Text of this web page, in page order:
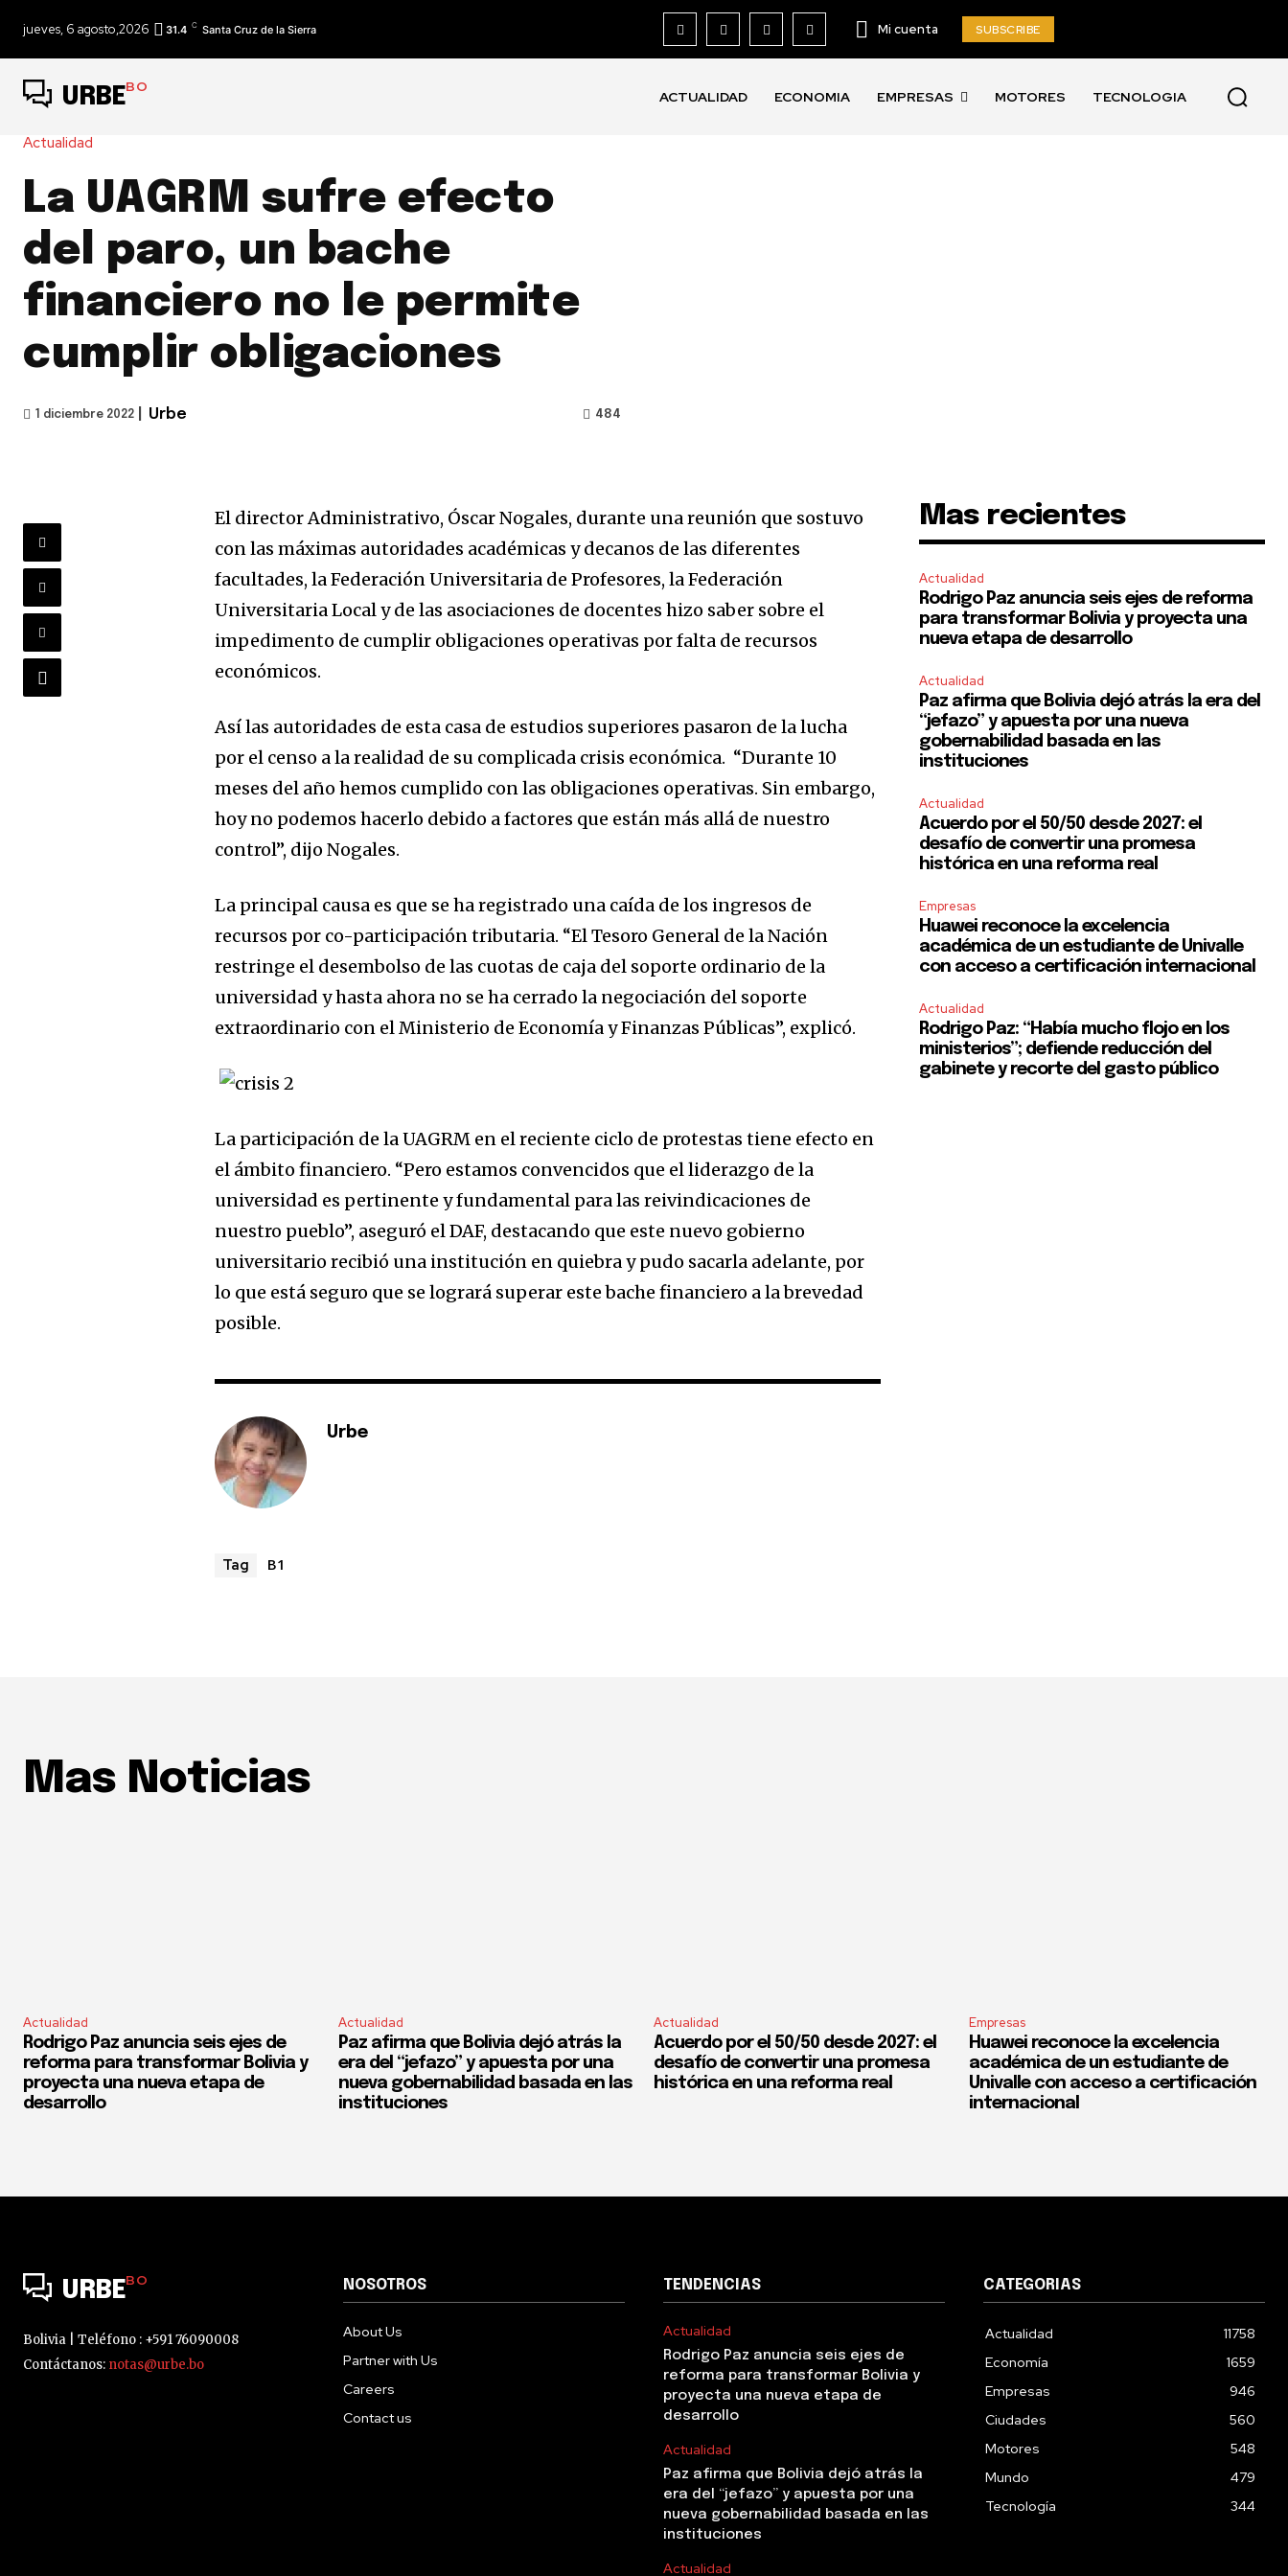
jueves, 6 agosto,2026 31.4 C Santa Cruz de la Sierra Mi cuenta SUBSCRIBE
URBEBO
ACTUALIDAD ECONOMIA EMPRESAS MOTORES TECNOLOGIA
Actualidad
La UAGRM sufre efecto
del paro, un bache
financiero no le permite
cumplir obligaciones
1 diciembre 2022 Urbe 484
El director Administrativo, Óscar Nogales, durante una reunión que sostuvo
con las máximas autoridades académicas y decanos de las diferentes
facultades, la Federación Universitaria de Profesores, la Federación
Universitaria Local y de las asociaciones de docentes hizo saber sobre el
impedimento de cumplir obligaciones operativas por falta de recursos
económicos.
Así las autoridades de esta casa de estudios superiores pasaron de la lucha
por el censo a la realidad de su complicada crisis económica. “Durante 10
meses del año hemos cumplido con las obligaciones operativas. Sin embargo,
hoy no podemos hacerlo debido a factores que están más allá de nuestro
control”, dijo Nogales.
La principal causa es que se ha registrado una caída de los ingresos de
recursos por co-participación tributaria. “El Tesoro General de la Nación
restringe el desembolso de las cuotas de caja del soporte ordinario de la
universidad y hasta ahora no se ha cerrado la negociación del soporte
extraordinario con el Ministerio de Economía y Finanzas Públicas”, explicó.
La participación de la UAGRM en el reciente ciclo de protestas tiene efecto en
el ámbito financiero. “Pero estamos convencidos que el liderazgo de la
universidad es pertinente y fundamental para las reivindicaciones de
nuestro pueblo”, aseguró el DAF, destacando que este nuevo gobierno
universitario recibió una institución en quiebra y pudo sacarla adelante, por
lo que está seguro que se logrará superar este bache financiero a la brevedad
posible.
Urbe
Tag B1
Mas recientes
Actualidad
Rodrigo Paz anuncia seis ejes de reforma
para transformar Bolivia y proyecta una
nueva etapa de desarrollo
Actualidad
Paz afirma que Bolivia dejó atrás la era del
“jefazo” y apuesta por una nueva
gobernabilidad basada en las
instituciones
Actualidad
Acuerdo por el 50/50 desde 2027: el
desafío de convertir una promesa
histórica en una reforma real
Empresas
Huawei reconoce la excelencia
académica de un estudiante de Univalle
con acceso a certificación internacional
Actualidad
Rodrigo Paz: “Había mucho flojo en los
ministerios”; defiende reducción del
gabinete y recorte del gasto público
Mas Noticias
Actualidad
Rodrigo Paz anuncia seis ejes de
reforma para transformar Bolivia y
proyecta una nueva etapa de
desarrollo
Actualidad
Paz afirma que Bolivia dejó atrás la
era del “jefazo” y apuesta por una
nueva gobernabilidad basada en las
instituciones
Actualidad
Acuerdo por el 50/50 desde 2027: el
desafío de convertir una promesa
histórica en una reforma real
Empresas
Huawei reconoce la excelencia
académica de un estudiante de
Univalle con acceso a certificación
internacional
URBEBO
Bolivia | Teléfono : +591 76090008
Contáctanos: notas@urbe.bo
NOSOTROS
About Us
Partner with Us
Careers
Contact us
TENDENCIAS
Actualidad
Rodrigo Paz anuncia seis ejes de
reforma para transformar Bolivia y
proyecta una nueva etapa de
desarrollo
Actualidad
Paz afirma que Bolivia dejó atrás la
era del “jefazo” y apuesta por una
nueva gobernabilidad basada en las
instituciones
Actualidad
CATEGORIAS
Actualidad
11758
Economía
1659
Empresas
946
Ciudades
560
Motores
548
Mundo
479
Tecnología
344